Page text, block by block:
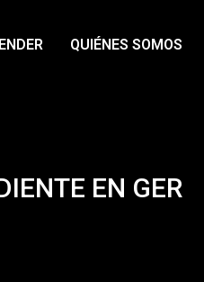
QUIÉNES SOMOS
EN GER